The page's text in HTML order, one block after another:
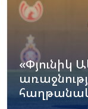
«Փյունիկ